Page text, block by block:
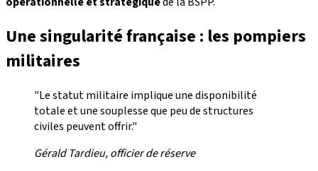
Une singularité française : les pompiers
militaires
"Le statut militaire implique une disponibilité
totale et une souplesse que peu de structures
civiles peuvent offrir."
Gérald Tardieu, officier de réserve